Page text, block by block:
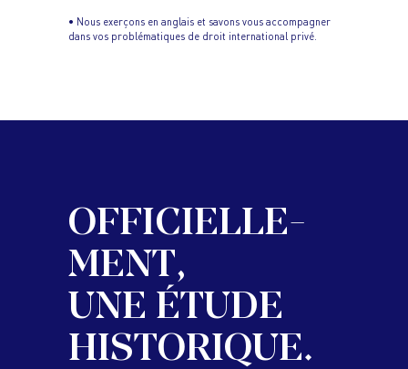
• Nous exerçons en anglais et savons vous accompagner
dans vos problématiques de droit international privé.
OFFICIELLE-
MENT,
UNE ÉTUDE
HISTORIQUE.